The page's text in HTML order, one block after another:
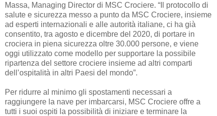
Massa, Managing Director di MSC Crociere. “Il protocollo di
salute e sicurezza messo a punto da MSC Crociere, insieme
ad esperti internazionali e alle autorità italiane, ci ha già
consentito, tra agosto e dicembre del 2020, di portare in
crociera in piena sicurezza oltre 30.000 persone, e viene
oggi utilizzato come modello per supportare la possibile
ripartenza del settore crociere insieme ad altri comparti
dell’ospitalità in altri Paesi del mondo”.
Per ridurre al minimo gli spostamenti necessari a
raggiungere la nave per imbarcarsi, MSC Crociere offre a
tutti i suoi ospiti la possibilità di iniziare e terminare la